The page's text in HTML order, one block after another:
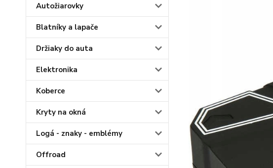
Autožiarovky
Blatníky a lapače
Držiaky do auta
Elektronika
Koberce
Kryty na okná
Logá - znaky - emblémy
Offroad